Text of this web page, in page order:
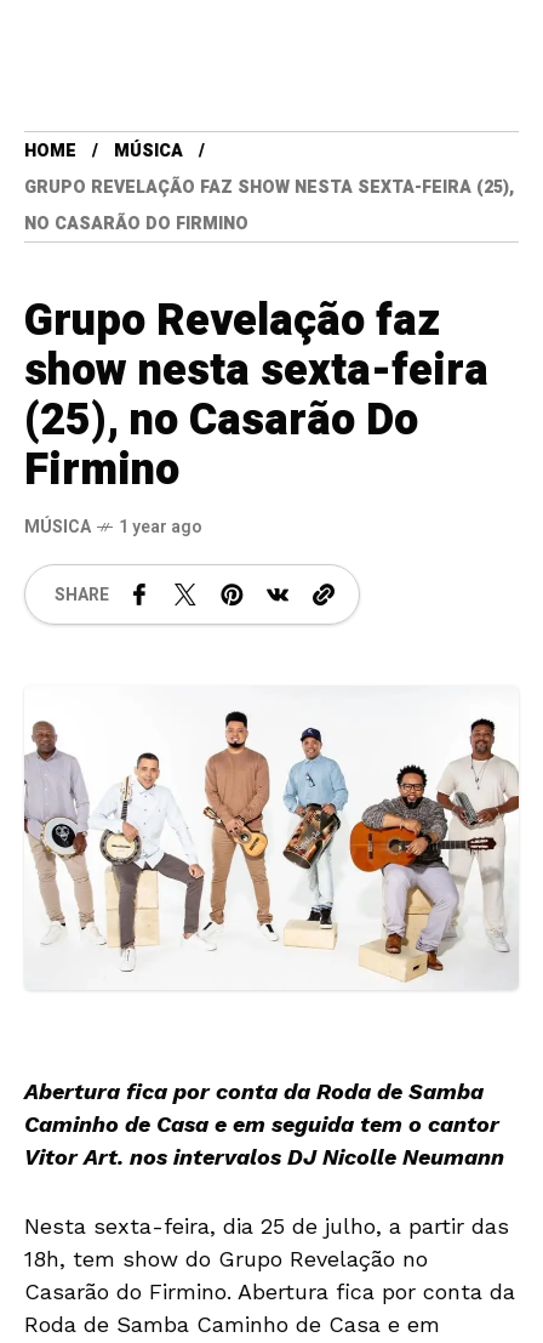
HOME
MÚSICA
GRUPO REVELAÇÃO FAZ SHOW NESTA SEXTA-FEIRA (25),
NO CASARÃO DO FIRMINO
Grupo Revelação faz
show nesta sexta-feira
(25), no Casarão Do
Firmino
MÚSICA 1 year ago
SHARE
Abertura fica por conta da Roda de Samba
Caminho de Casa e em seguida tem o cantor
Vitor Art. nos intervalos DJ Nicolle Neumann
Nesta sexta-feira, dia 25 de julho, a partir das
18h, tem show do Grupo Revelação no
Casarão do Firmino. Abertura fica por conta da
Roda de Samba Caminho de Casa e em